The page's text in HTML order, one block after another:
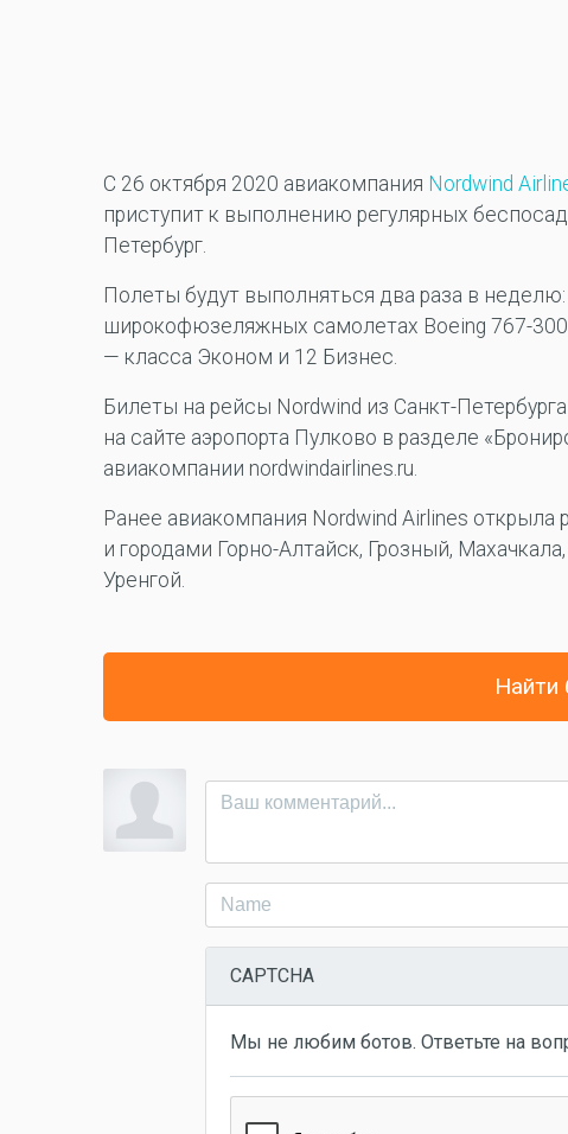
С 26 октября 2020 авиакомпания Nordwind
приступит к выполнению регулярных
Петербург.
Полеты будут выполняться два раза в
широкофюзеляжных самолетах Boeing 767-
— класса Эконом и 12 Бизнес.
Билеты на рейсы Nordwind из Санкт-
на сайте аэропорта Пулково в разделе
авиакомпании nordwindairlines.ru.
Ранее авиакомпания Nordwind Airlines
и городами Горно-Алтайск, Грозный,
Уренгой.
Найти
CAPTCHA
Мы не любим ботов. Ответьте на